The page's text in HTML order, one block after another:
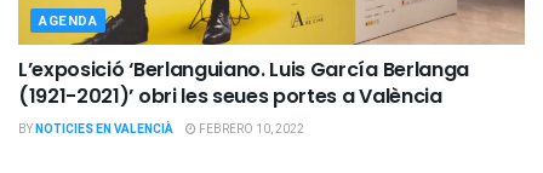
AGENDA
L’exposició ‘Berlanguiano. Luis García Berlanga
(1921-2021)’ obri les seues portes a València
BYNOTICIES EN VALENCIÀ FEBRERO 10, 2022